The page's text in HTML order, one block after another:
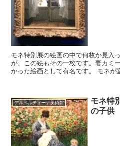
モネ特別展の絵画の中で何枚か見入
が、この絵もその一枚です。妻カミ
かった絵画として有名です。 モネが
アルベルティーナ美術館
モネ特
の子供